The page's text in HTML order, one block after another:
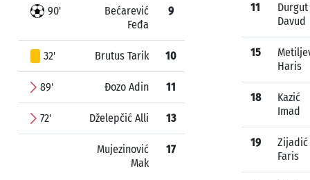
90'
Bećarević
Feđa
9
32' Brutus Tarik 10
89' Đozo Adin 11
72' Dželepčić Alli 13
Mujezinović
Mak
17
11
Durgut
Davud
15
Haris
18
Kazić
Imad
19
Zijadić
Faris